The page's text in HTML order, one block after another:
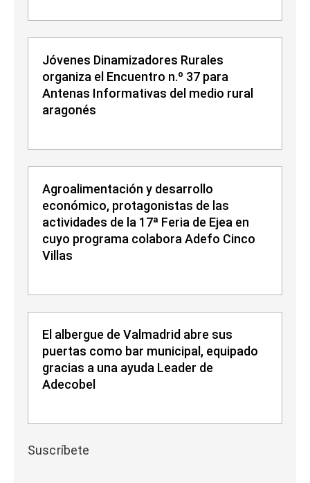
Jóvenes Dinamizadores Rurales
organiza el Encuentro n.º 37 para
Antenas Informativas del medio rural
aragonés
Agroalimentación y desarrollo
económico, protagonistas de las
actividades de la 17ª Feria de Ejea en
cuyo programa colabora Adefo Cinco
Villas
El albergue de Valmadrid abre sus
puertas como bar municipal, equipado
gracias a una ayuda Leader de
Adecobel
Suscríbete